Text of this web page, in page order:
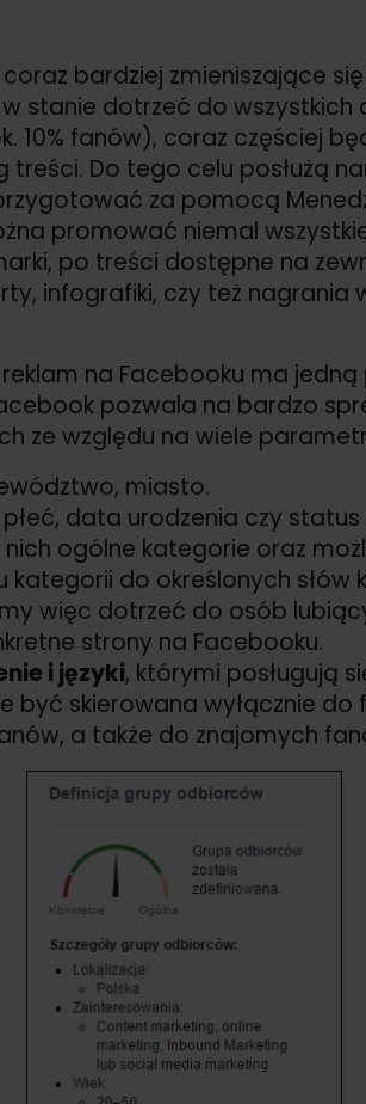
bardziej zmieniszające
stanie dotrzeć do wszystkich
10% fanów), coraz częściej
treści. Do tego celu posłużą
za pomocą
promować niemal
po treści dostępne na
infografiki, czy też nagrania
na Facebooku ma
pozwala na bardzo
ze względu na wiele
miasto.
płeć, data urodzenia czy status
ogólne kategorie oraz
kategorii do określonych słów
więc dotrzeć do osób
strony na Facebooku.
i języki, którymi posługują
być skierowana wyłącznie
a także do znajomych